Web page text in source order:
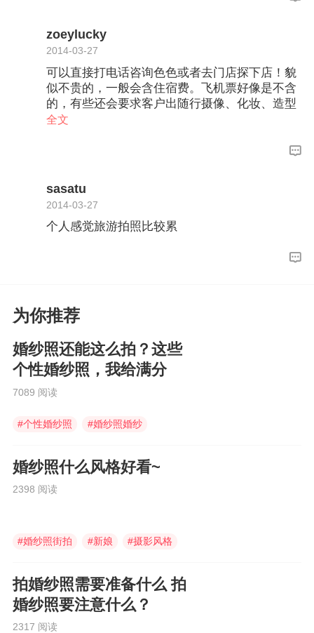
zoeylucky
2014-03-27
可以直接打电话咨询色色或者去门店探下店！貌
似不贵的，一般会含住宿费。飞机票好像是不含
的，有些还会要求客户出随行摄像、化妆、造型
的机票跟吃饭的钱，问的时候要记得把这些也问
全文
sasatu
2014-03-27
个人感觉旅游拍照比较累
为你推荐
婚纱照还能这么拍？这些
个性婚纱照，我给满分
7089 阅读
#个性婚纱照 #婚纱照婚纱
婚纱照什么风格好看~
2398 阅读
#婚纱照街拍 #新娘 #摄影风格
拍婚纱照需要准备什么 拍
婚纱照要注意什么？
2317 阅读